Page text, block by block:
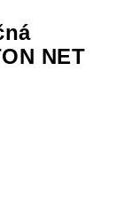
NET